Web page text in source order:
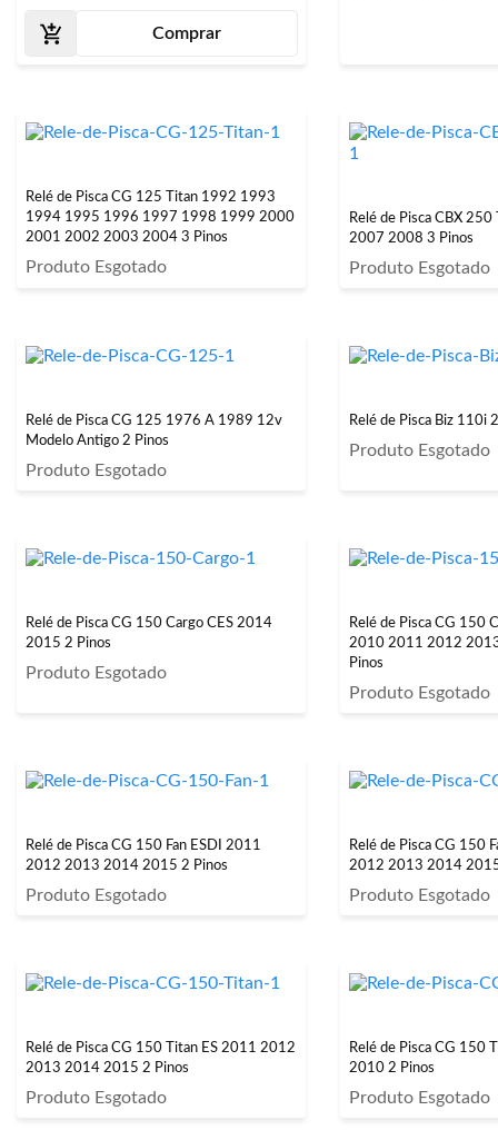
Comprar
Relé de Pisca CG 125 Titan 1992 1993
1994 1995 1996 1997 1998 1999 2000
2001 2002 2003 2004 3 Pinos
Produto Esgotado
Relé de Pisca CBX
2007 2008 3 Pinos
Produto Esgotado
Relé de Pisca CG 125 1976 A 1989 12v
Modelo Antigo 2 Pinos
Produto Esgotado
Relé de Pisca Biz 110i
Produto Esgotado
Relé de Pisca CG 150 Cargo CES 2014
2015 2 Pinos
Produto Esgotado
Relé de Pisca CG 150
2010 2011 2012
Pinos
Produto Esgotado
Relé de Pisca CG 150 Fan ESDI 2011
2012 2013 2014 2015 2 Pinos
Produto Esgotado
Relé de Pisca CG 150
2012 2013 2014
Produto Esgotado
Relé de Pisca CG 150 Titan ES 2011 2012
2013 2014 2015 2 Pinos
Produto Esgotado
Relé de Pisca CG 150
2010 2 Pinos
Produto Esgotado